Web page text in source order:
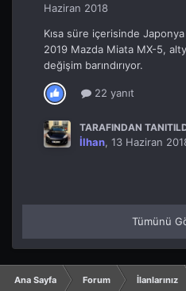
Haziran 2018
Kısa süre içerisinde Japonya
2019 Mazda Miata MX-5,
değişim barındırıyor.
22 yanıt
TARAFINDAN
İlhan, 13 Haziran
Tümünü
Ana Sayfa Forum İlanlarınız